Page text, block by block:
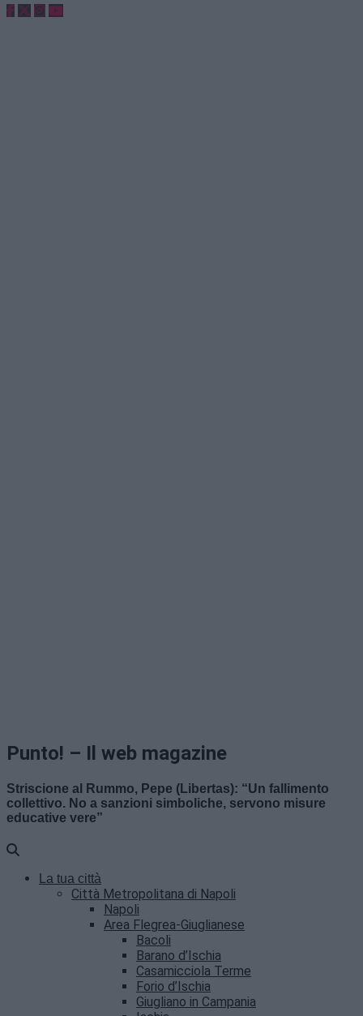
Punto! – Il web magazine
Striscione al Rummo, Pepe (Libertas): “Un fallimento
collettivo. No a sanzioni simboliche, servono misure
educative vere”
La tua città
Città Metropolitana di Napoli
Napoli
Area Flegrea-Giuglianese
Bacoli
Barano d’Ischia
Casamicciola Terme
Forio d’Ischia
Giugliano in Campania